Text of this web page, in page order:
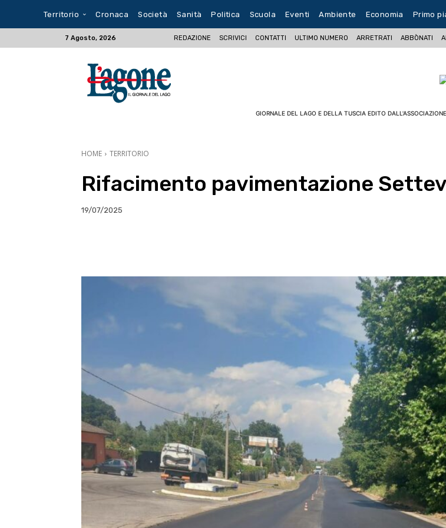
Territorio Cronaca Società Sanità Politica Scuola Eventi Ambiente Economia Primo
7 Agosto, 2026 REDAZIONE SCRIVICI CONTATTI ULTIMO NUMERO ARRETRATI ABBÒNATI
GIORNALE DEL LAGO E DELLA TUSCIA EDITO
HOME TERRITORIO
Rifacimento pavimentazione
19/07/2025